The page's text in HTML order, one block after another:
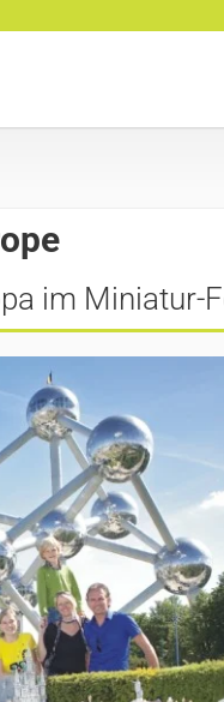
im Miniatur-